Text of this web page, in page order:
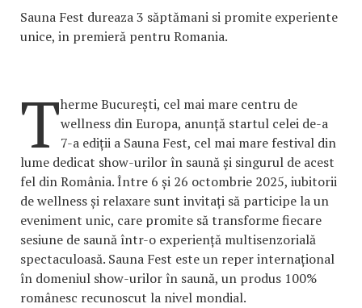
Sauna Fest dureaza 3 săptămani si promite experiente
unice, in premieră pentru Romania.
Therme București, cel mai mare centru de
wellness din Europa, anunță startul celei de-a
7-a ediții a Sauna Fest, cel mai mare festival din
lume dedicat show-urilor în saună și singurul de acest
fel din România. Între 6 și 26 octombrie 2025, iubitorii
de wellness și relaxare sunt invitați să participe la un
eveniment unic, care promite să transforme fiecare
sesiune de saună într-o experiență multisenzorială
spectaculoasă. Sauna Fest este un reper internațional
în domeniul show-urilor în saună, un produs 100%
românesc recunoscut la nivel mondial.